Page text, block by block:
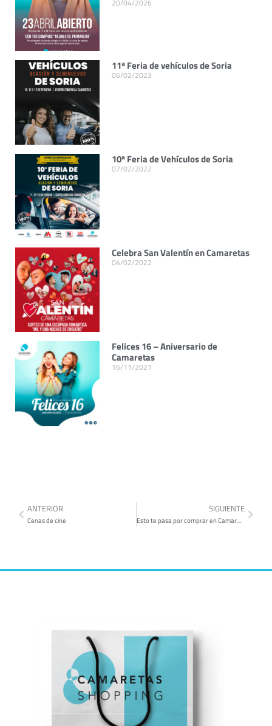
20/04/2026
11ª Feria de vehículos de Soria
06/02/2023
10ª Feria de Vehículos de Soria
07/02/2022
Celebra San Valentín en Camaretas
04/02/2022
Felices 16 – Aniversario de
Camaretas
16/11/2021
ANTERIOR
Cenas de cine
SIGUIENTE
Esto te pasa por comprar en Camaretas